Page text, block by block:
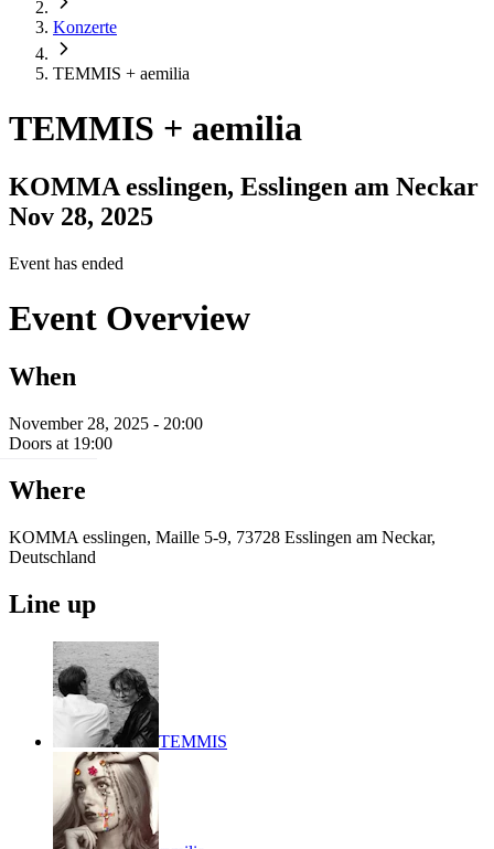
Konzerte
TEMMIS + aemilia
TEMMIS + aemilia
KOMMA esslingen, Esslingen am Neckar
Nov 28, 2025
Event has ended
Event Overview
When
November 28, 2025 - 20:00
Doors at 19:00
Where
KOMMA esslingen, Maille 5-9, 73728 Esslingen am Neckar,
Deutschland
Line up
TEMMIS